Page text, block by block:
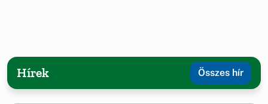
Hírek Összes hír